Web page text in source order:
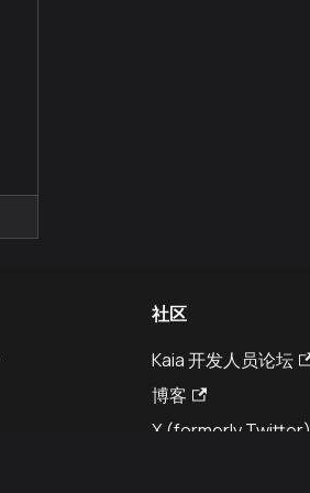
社区
Kaia 开发人员论坛
博客
X (formerly Twitter)